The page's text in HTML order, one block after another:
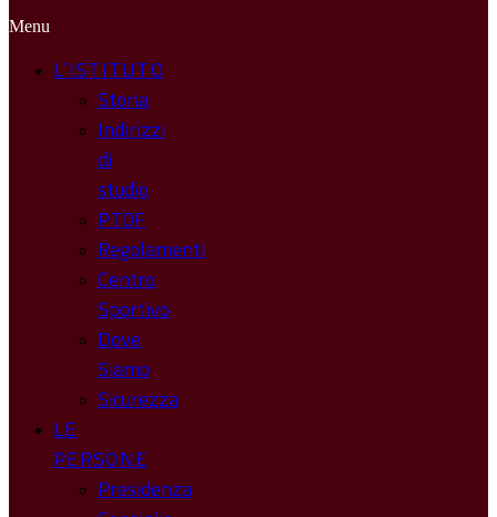
Menu
L’ISTITUTO
Storia
Indirizzi
di
studio
PTOF
Regolamenti
Centro
Sportivo
Dove
Siamo
Sicurezza
LE
PERSONE
Presidenza